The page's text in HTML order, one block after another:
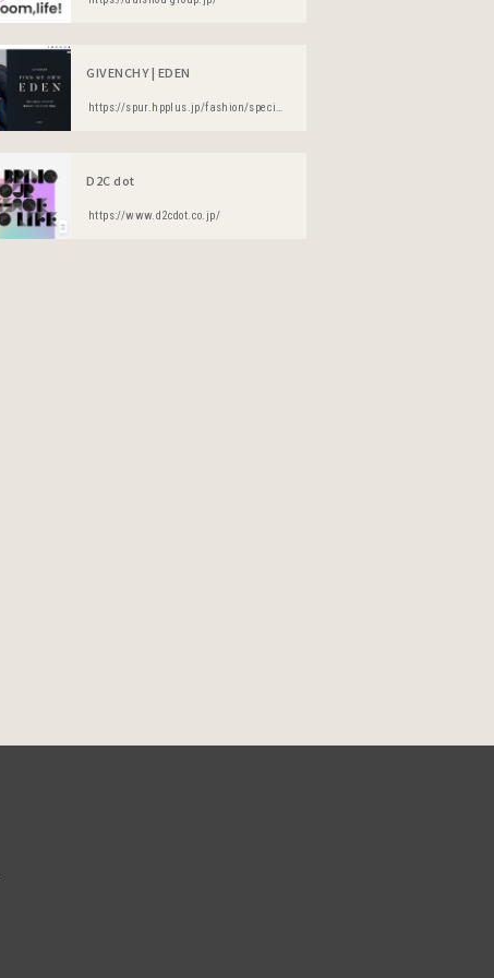
GIVENCHY | EDEN
https://spur.hpplus.jp/fashion/special/a01_givenchy1909/
D2C dot
https://www.d2cdot.co.jp/